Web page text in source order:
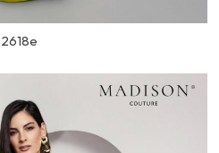
2618e